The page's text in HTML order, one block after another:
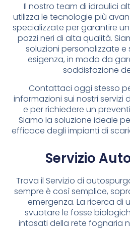
Il nostro team di idraulici
utilizza le tecnologie più
specializzate per garantire
pozzi neri di alta qualità.
soluzioni personalizzate e
esigenza, in modo da
soddisfazione
Contattaci oggi stesso
informazioni sui nostri servizi
e per richiedere un
Siamo la soluzione ideale
efficace degli impianti di
Servizio
Trova il Servizio di
sempre è così semplice,
emergenza. La ricerca di
svuotare le fosse
intasati della rete fognaria